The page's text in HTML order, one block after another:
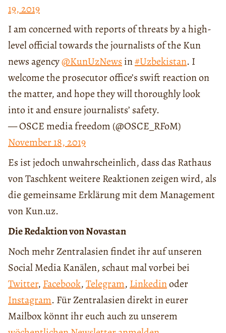
19, 2019
I am concerned with reports of threats by a high-
level official towards the journalists of the Kun
news agency@KunUzNews in#Uzbekistan. I
welcome the prosecutor office’s swift reaction on
the matter, and hope they will thoroughly look
into it and ensure journalists’ safety.
— OSCE media freedom (@OSCE_RFoM)
November 18, 2019
Es ist jedoch unwahrscheinlich, dass das Rathaus
von Taschkent weitere Reaktionen zeigen wird, als
die gemeinsame Erklärung mit dem Management
von Kun.uz.
Die Redaktion von Novastan
Noch mehr Zentralasien findet ihr auf unseren
Social Media Kanälen, schaut mal vorbei bei
Twitter, Facebook,Telegram, Linkedinoder
Instagram. Für Zentralasien direkt in eurer
Mailbox könnt ihr euch auch zu unserem